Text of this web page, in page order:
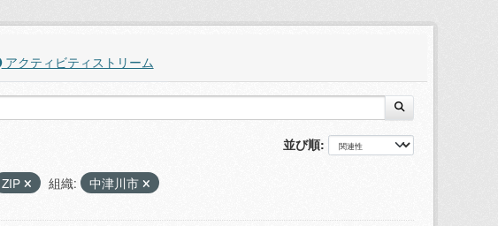
アクティビティストリーム
並び順
ZIP 組織: 中津川市